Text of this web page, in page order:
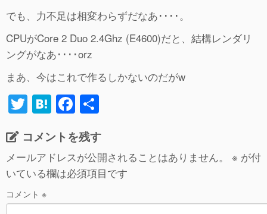
でも、力不足は相変わらずだなあ････。
CPUがCore 2 Duo 2.4Ghz (E4600)だと、結構レンダリ
ングがなあ････orz
まあ、今はこれで作るしかないのだがw
T
tt
er
H
e
n
a
F
a
c
e
b
o
コメントを残す
メールアドレスが公開されることはありません。 ※ が付
いている欄は必須項目です
コメント ※